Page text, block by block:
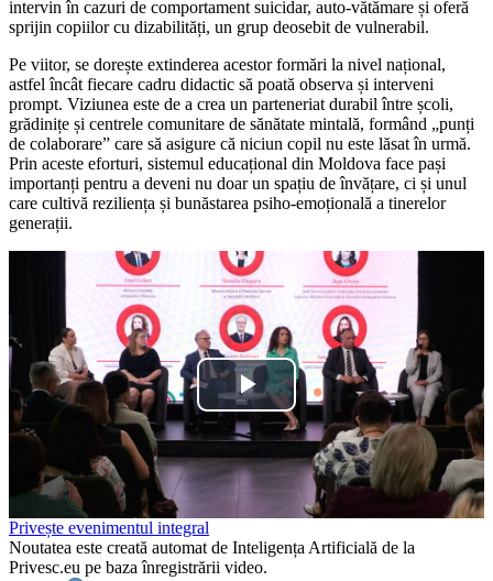
intervin în cazuri de comportament suicidar, auto-vătămare și oferă
sprijin copiilor cu dizabilități, un grup deosebit de vulnerabil.
Pe viitor, se dorește extinderea acestor formări la nivel național,
astfel încât fiecare cadru didactic să poată observa și interveni
prompt. Viziunea este de a crea un parteneriat durabil între școli,
grădinițe și centrele comunitare de sănătate mintală, formând „punți
de colaborare” care să asigure că niciun copil nu este lăsat în urmă.
Prin aceste eforturi, sistemul educațional din Moldova face pași
importanți pentru a deveni nu doar un spațiu de învățare, ci și unul
care cultivă reziliența și bunăstarea psiho-emoțională a tinerelor
generații.
Play
Video
Privește evenimentul integral
Noutatea este creată automat de Inteligența Artificială de la
Privesc.eu pe baza înregistrării video.